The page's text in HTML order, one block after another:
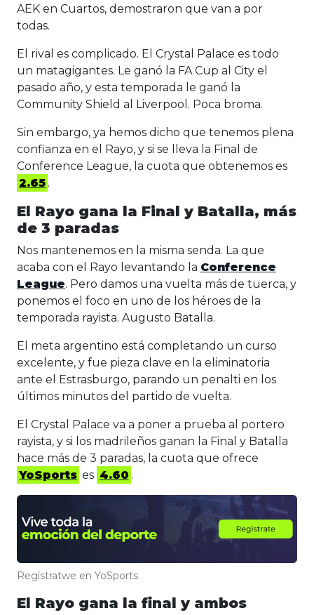
AEK en Cuartos, demostraron que van a por
todas.
El rival es complicado. El Crystal Palace es todo
un matagigantes. Le ganó la FA Cup al City el
pasado año, y esta temporada le ganó la
Community Shield al Liverpool. Poca broma.
Sin embargo, ya hemos dicho que tenemos plena
confianza en el Rayo, y si se lleva la Final de
Conference League, la cuota que obtenemos es
2.65 .
El Rayo gana la Final y Batalla, más
de 3 paradas
Nos mantenemos en la misma senda. La que
acaba con el Rayo levantando la Conference
League. Pero damos una vuelta más de tuerca, y
ponemos el foco en uno de los héroes de la
temporada rayista. Augusto Batalla.
El meta argentino está completando un curso
excelente, y fue pieza clave en la eliminatoria
ante el Estrasburgo, parando un penalti en los
últimos minutos del partido de vuelta.
El Crystal Palace va a poner a prueba al portero
rayista, y si los madrileños ganan la Final y Batalla
hace más de 3 paradas, la cuota que ofrece
YoSports es 4.60 .
Regístratwe en YoSports
El Rayo gana la final y ambos